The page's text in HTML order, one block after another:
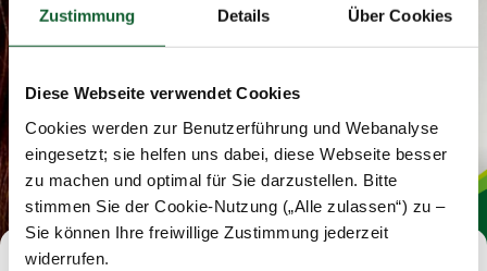
Zustimmung Details Über Cookies
Diese Webseite verwendet Cookies
Cookies werden zur Benutzerführung und Webanalyse
eingesetzt; sie helfen uns dabei, diese Webseite besser
zu machen und optimal für Sie darzustellen. Bitte
stimmen Sie der Cookie-Nutzung („Alle zulassen“) zu –
Sie können Ihre freiwillige Zustimmung jederzeit
widerrufen.